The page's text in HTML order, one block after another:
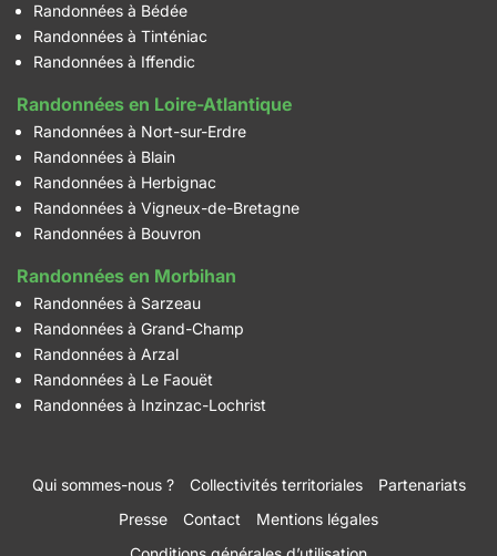
Randonnées à Bédée
Randonnées à Tinténiac
Randonnées à Iffendic
Randonnées en Loire-Atlantique
Randonnées à Nort-sur-Erdre
Randonnées à Blain
Randonnées à Herbignac
Randonnées à Vigneux-de-Bretagne
Randonnées à Bouvron
Randonnées en Morbihan
Randonnées à Sarzeau
Randonnées à Grand-Champ
Randonnées à Arzal
Randonnées à Le Faouët
Randonnées à Inzinzac-Lochrist
Qui sommes-nous ? Collectivités territoriales
Partenariats
Presse
Contact
Mentions légales